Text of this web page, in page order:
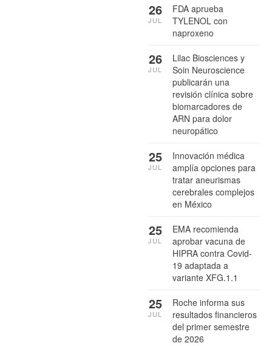
FDA aprueba
TYLENOL con
naproxeno
26
JUL
Lilac Biosciences y
Soin Neuroscience
publicarán una
revisión clínica sobre
biomarcadores de
ARN para dolor
neuropático
26
JUL
Innovación médica
amplía opciones para
tratar aneurismas
cerebrales complejos
en México
25
JUL
EMA recomienda
aprobar vacuna de
HIPRA contra Covid-
19 adaptada a
variante XFG.1.1
25
JUL
Roche informa sus
resultados financieros
del primer semestre
de 2026
25
JUL